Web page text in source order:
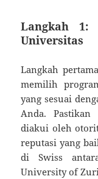
Langkah 1:
Universitas
Langkah
memilih
yang sesuai
Anda.
diakui oleh
reputasi yang
di Swiss
University of